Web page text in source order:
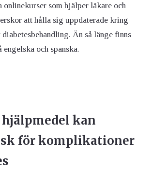
onlinekurser som hjälper läkare och
att hålla sig uppdaterade kring
Än så länge finns
och spanska.
kan
för komplikationer